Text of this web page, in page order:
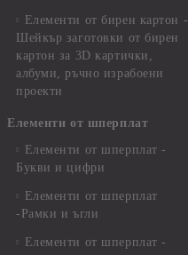
Елементи от бирен картон -
Шейкър заготовки от бирен
картон за 3D картички,
албуми, ръчно израбоени
проекти
Елементи от шперплат
Елементи от шперплат -
Букви и цифри
Елементи от шперплат
-Рамки и ъгли
Елементи от шперплат -